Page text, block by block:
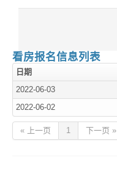
看房报名信息列表
日期
2022-06-03
2022-06-02
« 上一页 1 下一页 »